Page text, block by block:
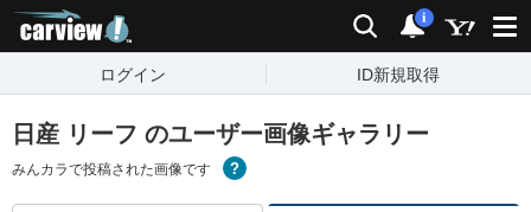
検索 通知
i
ログイン ID新規取得
日産 リーフ のユーザー画像ギャラリー
みんカラで投稿された画像です